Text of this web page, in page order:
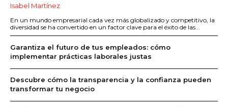
Isabel Martínez
En un mundo empresarial cada vez más globalizado y competitivo, la
diversidad se ha convertido en un factor clave para el éxito de las...
Garantiza el futuro de tus empleados: cómo
implementar prácticas laborales justas
Descubre cómo la transparencia y la confianza pueden
transformar tu negocio